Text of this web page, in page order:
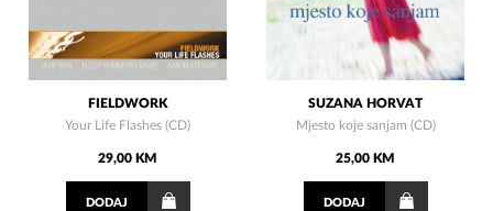
FIELDWORK
Your Life Flashes (CD)
29,00 KM
DODAJ
SUZANA HORVAT
Mjesto koje sanjam (CD)
25,00 KM
DODAJ